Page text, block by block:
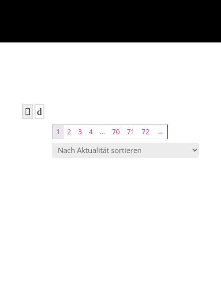
1 2 3 4 … 70 71 72 →